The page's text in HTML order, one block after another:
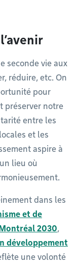
seconde vie aux
réduire, etc. On
pour
préserver notre
entre les
et les
aspire à
lieu où
dans les
et de
2030,
développement
une volonté